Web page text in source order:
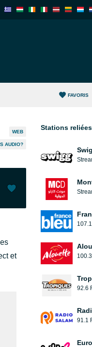
FAVORIS
WEB
AUDIO?
et
Stations reliées
92.6
91.1